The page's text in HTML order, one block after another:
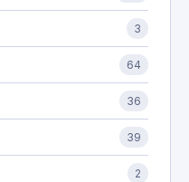
3
64
36
39
2